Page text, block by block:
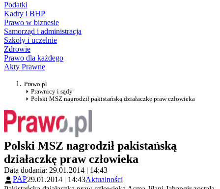
Podatki
Kadry i BHP
Prawo w biznesie
Samorząd i administracja
Szkoły i uczelnie
Zdrowie
Prawo dla każdego
Akty Prawne
Prawo.pl
Prawnicy i sądy
Polski MSZ nagrodził pakistańską działaczkę praw człowieka
Polski MSZ nagrodził pakistańską
działaczkę praw człowieka
Data dodania: 29.01.2014 | 14:43
PAP29.01.2014 | 14:43Aktualności